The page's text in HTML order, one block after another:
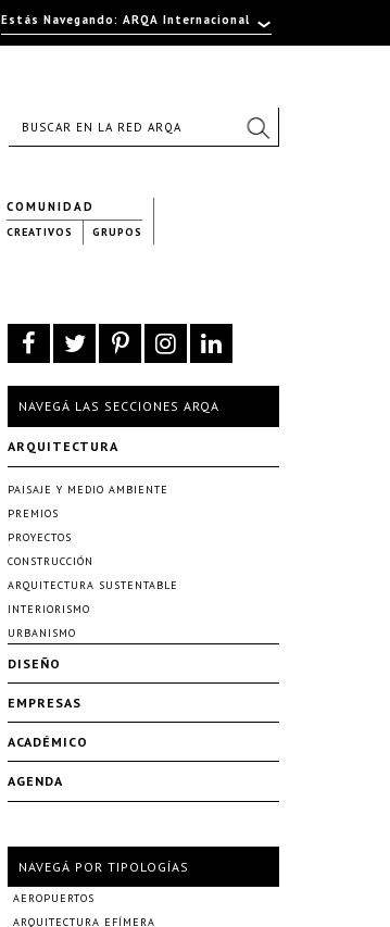
COMUNIDAD
CREATIVOS GRUPOS
NAVEGÁ LAS SECCIONES ARQA
ARQUITECTURA
PAISAJE Y MEDIO AMBIENTE
PREMIOS
PROYECTOS
CONSTRUCCIÓN
ARQUITECTURA SUSTENTABLE
INTERIORISMO
URBANISMO
DISEÑO
EMPRESAS
ACADÉMICO
AGENDA
NAVEGÁ POR TIPOLOGÍAS
AEROPUERTOS
ARQUITECTURA EFÍMERA
Estás Navegando: ARQA Internacional